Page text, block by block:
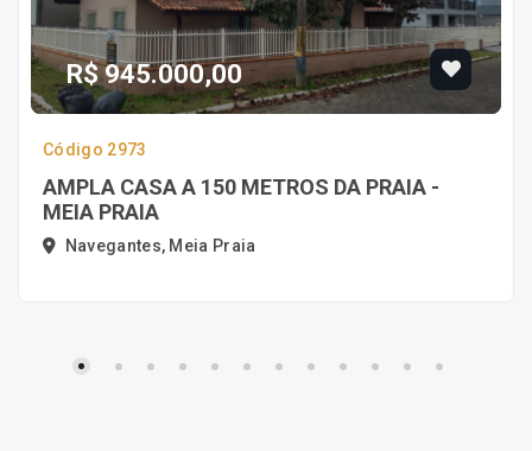
R$ 945.000,00
Código 2973
AMPLA CASA A 150 METROS DA PRAIA -
MEIA PRAIA
Navegantes, Meia Praia